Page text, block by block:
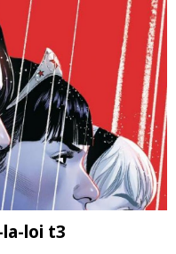
autant de
faire croire qu’ils
Edward Nygma dit le
bienfaiteur, Vandal
Kull au sommet de
Commandant Star, ce
foules…
la-loi t3